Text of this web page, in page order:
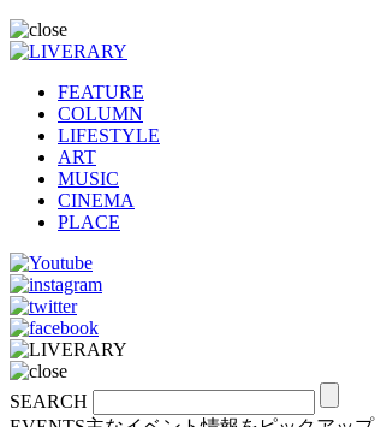
FEATURE
COLUMN
LIFESTYLE
ART
MUSIC
CINEMA
PLACE
SEARCH